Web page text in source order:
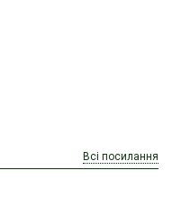
Всі посилання